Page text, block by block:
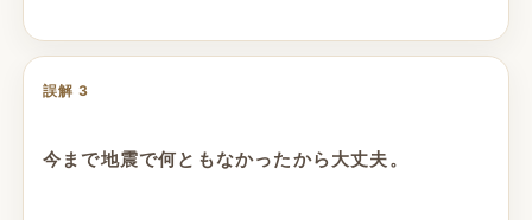
誤解 3
今まで地震で何ともなかったから大丈夫。